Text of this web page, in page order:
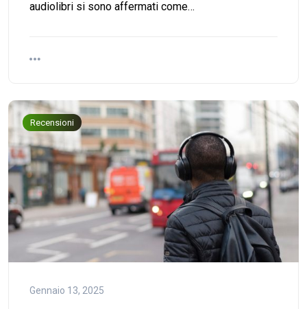
audiolibri si sono affermati come…
Recensioni
Gennaio 13, 2025